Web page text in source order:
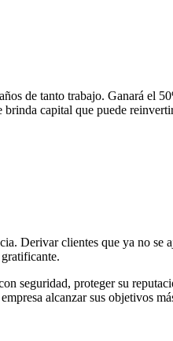
de tanto trabajo. Ganará el
capital que puede
Derivar clientes que ya no se
seguridad, proteger su
alcanzar sus objetivos